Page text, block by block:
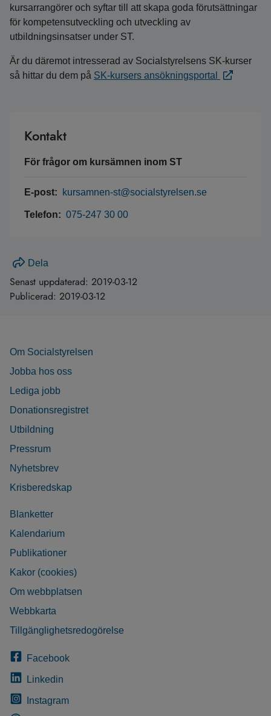
kursarrangörer och syftar till att skapa goda förutsättningar
för kompetensutveckling och utveckling av
utbildningsinsatser under ST.
Är du däremot intresserad av Socialstyrelsens SK-kurser
så hittar du dem på SK-kursers ansökningsportal
Kontakt
För frågor om kursämnen inom ST
E-post: kursamnen-st@socialstyrelsen.se
Telefon: 075-247 30 00
Dela
Senast uppdaterad: 2019-03-12
Publicerad: 2019-03-12
Om Socialstyrelsen
Jobba hos oss
Lediga jobb
Donationsregistret
Utbildning
Pressrum
Nyhetsbrev
Krisberedskap
Blanketter
Kalendarium
Publikationer
Kakor (cookies)
Om webbplatsen
Webbkarta
Tillgänglighetsredogörelse
Facebook
Linkedin
Instagram